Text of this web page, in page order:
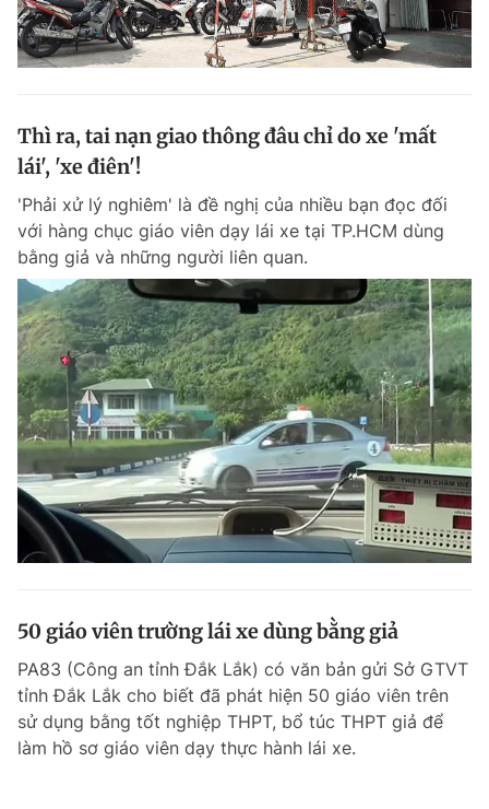
Thì ra, tai nạn giao thông đâu chỉ do xe 'mất
lái', 'xe điên'!
'Phải xử lý nghiêm' là đề nghị của nhiều bạn đọc đối
với hàng chục giáo viên dạy lái xe tại TP.HCM dùng
bằng giả và những người liên quan.
50 giáo viên trường lái xe dùng bằng giả
PA83 (Công an tỉnh Đắk Lắk) có văn bản gửi Sở GTVT
tỉnh Đắk Lắk cho biết đã phát hiện 50 giáo viên trên
sử dụng bằng tốt nghiệp THPT, bổ túc THPT giả để
làm hồ sơ giáo viên dạy thực hành lái xe.